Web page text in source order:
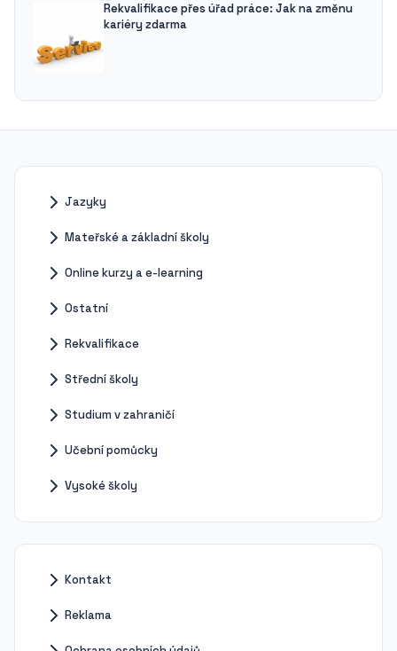
Rekvalifikace přes úřad práce: Jak na změnu
kariéry zdarma
Jazyky
Mateřské a základní školy
Online kurzy a e-learning
Ostatní
Rekvalifikace
Střední školy
Studium v zahraničí
Učební pomůcky
Vysoké školy
Kontakt
Reklama